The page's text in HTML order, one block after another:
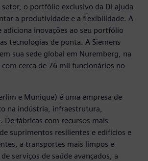
setor, o portfólio exclusivo da DI ajuda
a produtividade e a flexibilidade. A
adiciona inovações ao seu portfólio
tecnologias de ponta. A Siemens
sua sede global em Nuremberg, na
cerca de 76 mil funcionários no
e Munique) é uma empresa de
na indústria, infraestrutura,
De fábricas com recursos mais
suprimentos resilientes e edifícios e
a transportes mais limpos e
serviços de saúde avançados, a